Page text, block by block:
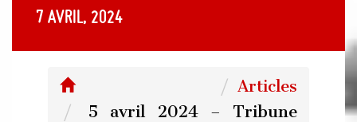
7 avril, 2024
Articles
5 avril 2024 – Tribune